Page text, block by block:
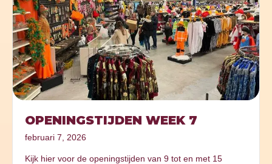
OPENINGSTIJDEN WEEK 7
februari 7, 2026
Kijk hier voor de openingstijden van 9 tot en met 15